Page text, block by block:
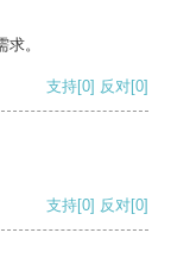
。
支持[0] 反对[0]
支持[0] 反对[0]